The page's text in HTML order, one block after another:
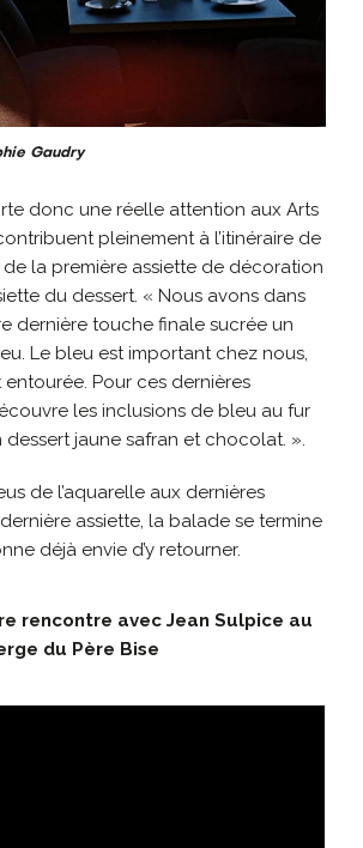
Gaudry
donc une réelle attention aux Arts
pleinement à l’itinéraire de
la première assiette de décoration
du dessert. « Nous avons dans
dernière touche finale sucrée un
Le bleu est important chez nous,
entourée. Pour ces dernières
les inclusions de bleu au fur
dessert jaune safran et chocolat. ».
de l’aquarelle aux dernières
assiette, la balade se termine
déjà envie d’y retourner.
rencontre avec Jean Sulpice au
du Père Bise